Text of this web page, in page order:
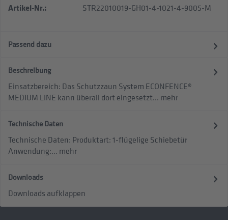
Artikel-Nr.: STR22010019-GH01-4-1021-4-9005-M
Passend dazu
Beschreibung
Einsatzbereich: Das Schutzzaun System ECONFENCE®
MEDIUM LINE kann überall dort eingesetzt... mehr
Technische Daten
Technische Daten: Produktart: 1-flügelige Schiebetür
Anwendung:... mehr
Downloads
Downloads aufklappen